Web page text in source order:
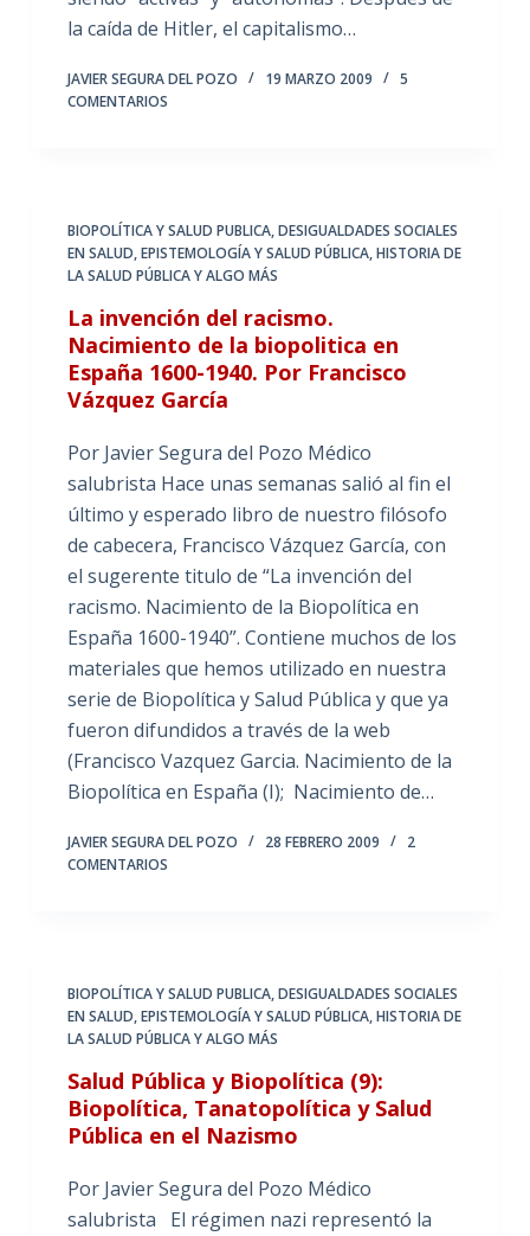
la caída de Hitler, el capitalismo…
JAVIER SEGURA DEL POZO 19 MARZO 2009
5
COMENTARIOS
BIOPOLÍTICA Y SALUD PUBLICA,DESIGUALDADES SOCIALES
EN SALUD,EPISTEMOLOGÍA Y SALUD PÚBLICA,HISTORIA DE
LA SALUD PÚBLICA Y ALGO MÁS
La invención del racismo.
Nacimiento de la biopolitica en
España 1600-1940. Por Francisco
Vázquez García
Por Javier Segura del Pozo Médico
salubrista Hace unas semanas salió al fin el
último y esperado libro de nuestro filósofo
de cabecera, Francisco Vázquez García, con
el sugerente titulo de “La invención del
racismo. Nacimiento de la Biopolítica en
España 1600-1940”. Contiene muchos de los
materiales que hemos utilizado en nuestra
serie de Biopolítica y Salud Pública y que ya
fueron difundidos a través de la web
(Francisco Vazquez Garcia. Nacimiento de la
Biopolítica en España (I); Nacimiento de…
JAVIER SEGURA DEL POZO 28 FEBRERO 2009
2
COMENTARIOS
BIOPOLÍTICA Y SALUD PUBLICA,DESIGUALDADES SOCIALES
EN SALUD,EPISTEMOLOGÍA Y SALUD PÚBLICA,HISTORIA DE
LA SALUD PÚBLICA Y ALGO MÁS
Salud Pública y Biopolítica (9):
Biopolítica, Tanatopolítica y Salud
Pública en el Nazismo
Por Javier Segura del Pozo Médico
salubrista El régimen nazi representó la